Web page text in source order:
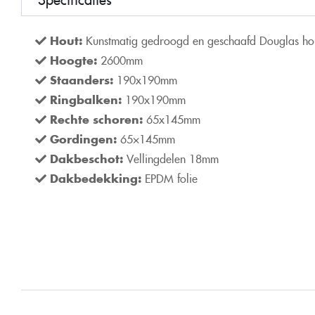
Hout: Kunstmatig gedroogd en geschaafd Douglas
Hoogte: 2600mm
Staanders: 190x190mm
Ringbalken: 190x190mm
Rechte schoren: 65x145mm
Gordingen: 65×145mm
Dakbeschot: Vellingdelen 18mm
Dakbedekking: EPDM folie